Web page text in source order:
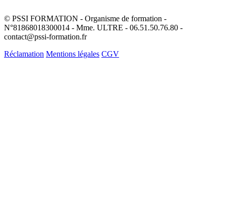
© PSSI FORMATION - Organisme de formation -
N°81868018300014 - Mme. ULTRE - 06.51.50.76.80 -
contact@pssi-formation.fr
Réclamation Mentions légales CGV